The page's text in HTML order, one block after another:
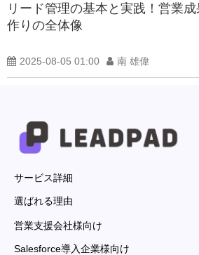
リード管理の基本と実践！営業
作りの全体像
2025-08-05 01:00 南 雄偉
サービス詳細
選ばれる理由
営業支援会社様向け
Salesforce導入企業様向け